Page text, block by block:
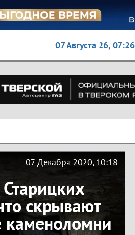
07 Августа 26, 07:26
07 Декабря 2020, 10:18
скрывают
каменоломни